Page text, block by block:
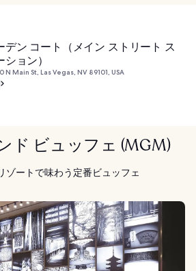
デン コート（メイン ストリート ス
ション）
N Main St, Las Vegas, NV 89101, USA
ド ビュッフェ (MGM)
ゾートで味わう定番ビュッフェ